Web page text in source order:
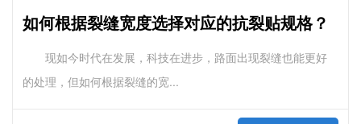
如何根据裂缝宽度选择对应的抗裂贴规格？
现如今时代在发展，科技在进步，路面出现裂缝也能更好
的处理，但如何根据裂缝的宽...